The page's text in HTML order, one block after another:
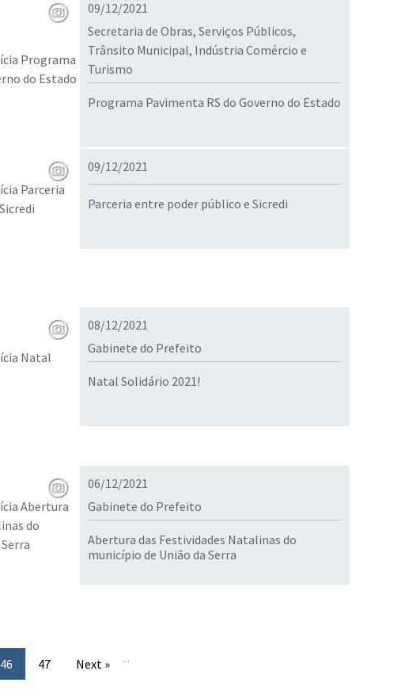
09/12/2021
Secretaria de Obras, Serviços Públicos,
Trânsito Municipal, Indústria Comércio e
Turismo
Programa Pavimenta RS do Governo do Estado
09/12/2021
Parceria entre poder público e Sicredi
08/12/2021
Gabinete do Prefeito
Natal Solidário 2021!
06/12/2021
Gabinete do Prefeito
Abertura das Festividades Natalinas do
município de União da Serra
...
46 47
Next »